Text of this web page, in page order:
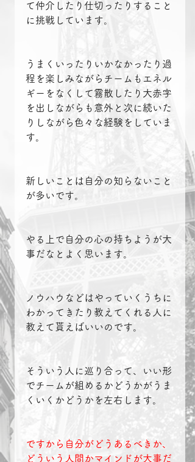
て仲介したり仕切ったりすること
に挑戦しています。
うまくいったりいかなかったり過
程を楽しみながらチームもエネル
ギーをなくして霧散したり大赤字
を出しながらも意外と次に続いた
りしながら色々な経験をしていま
す。
新しいことは自分の知らないこと
が多いです。
やる上で自分の心の持ちようが大
事だなとよく思います。
ノウハウなどはやっていくうちに
わかってきたり教えてくれる人に
教えて貰えばいいのです。
そういう人に巡り合って、いい形
でチームが組めるかどうかがうま
くいくかどうかを左右します。
ですから自分がどうあるべきか、
どういう人間かマインドが大事だ